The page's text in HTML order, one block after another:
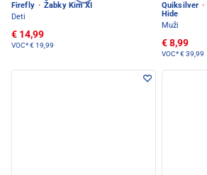
Firefly · Žabky Kim XI
Deti
€ 14,99
VOC*€ 19,99
Quiksilver ·
Hide
Muži
€ 8,99
VOC*€ 39,99